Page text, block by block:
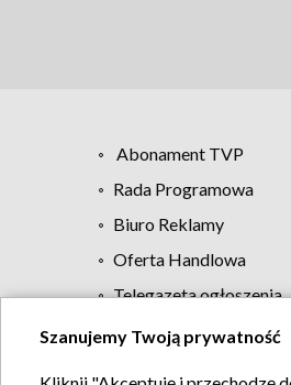
Abonament TVP
Rada Programowa
Biuro Reklamy
Oferta Handlowa
Telegazeta ogłoszenia
Szanujemy Twoją prywatność